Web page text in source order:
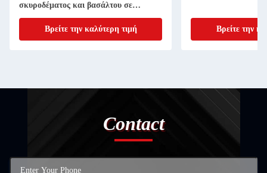
σκυροδέματος και βασάλτου σε
παγκόσμιο επίπεδο
Βρείτε την καλύτερη τιμή
Βρείτε την
Contact